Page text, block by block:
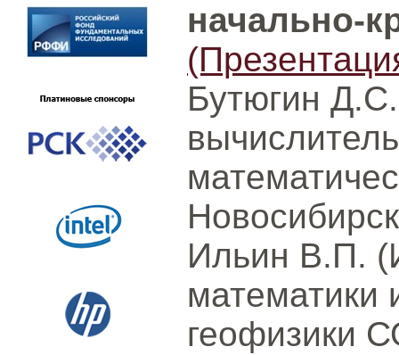
начально-
Бутюгин
Ильин В.П.
математики
геофизики